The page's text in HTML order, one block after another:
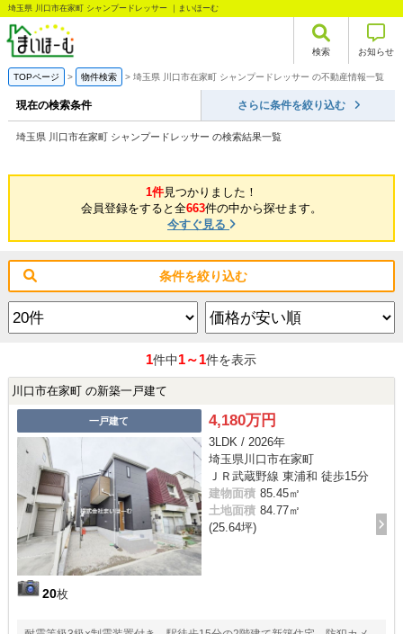
埼玉県 川口市在家町 シャンプードレッサー ｜まいほーむ
検索 お知らせ
TOPページ 物件検索 埼玉県 川口市在家町 シャンプードレッサー の不動産情報一覧
現在の検索条件 さらに条件を絞り込む
埼玉県 川口市在家町 シャンプードレッサー の検索結果一覧
1件見つかりました！
会員登録をすると全663件の中から探せます。
今すぐ見る
条件を絞り込む
1件中1～1件を表示
川口市在家町 の新築一戸建て
一戸建て
20枚
4,180万円
3LDK / 2026年
埼玉県川口市在家町
ＪＲ武蔵野線 東浦和 徒歩15分
建物面積 85.45㎡
土地面積 84.77㎡
(25.64坪)